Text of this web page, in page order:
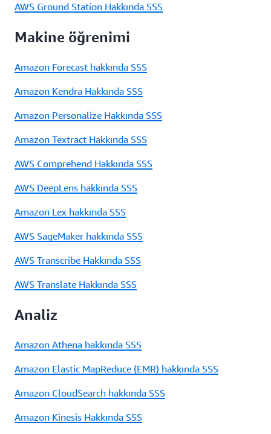
AWS Ground Station Hakkında SSS
Makine öğrenimi
Amazon Forecast hakkında SSS
Amazon Kendra Hakkında SSS
Amazon Personalize Hakkında SSS
Amazon Textract Hakkında SSS
AWS Comprehend Hakkında SSS
AWS DeepLens hakkında SSS
Amazon Lex hakkında SSS
AWS SageMaker hakkında SSS
AWS Transcribe Hakkında SSS
AWS Translate Hakkında SSS
Analiz
Amazon Athena hakkında SSS
Amazon Elastic MapReduce (EMR) hakkında SSS
Amazon CloudSearch hakkında SSS
Amazon Kinesis Hakkında SSS